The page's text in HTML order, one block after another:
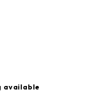
available